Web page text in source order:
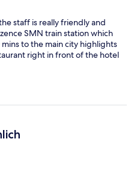
staff is really friendly and
SMN train station which
to the main city highlights
right in front of the hotel